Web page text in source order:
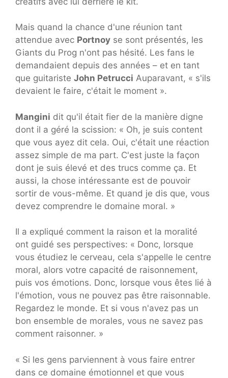
Mais quand la chance d'une réunion tant
attendue avec Portnoy se sont présentés, les
Giants du Prog n'ont pas hésité. Les fans le
demandaient depuis des années – et en tant
que guitariste John Petrucci Auparavant, « s'ils
devaient le faire, c'était le moment ».
Mangini dit qu'il était fier de la manière digne
dont il a géré la scission: « Oh, je suis content
que vous ayez dit cela. Oui, c'était une réaction
assez simple de ma part. C'est juste la façon
dont je suis élevé et des trucs comme ça. Et
aussi, la chose intéressante est de pouvoir
sortir de vous-même. Et quand je dis que, vous
devez comprendre le domaine moral. »
Il a expliqué comment la raison et la moralité
ont guidé ses perspectives: « Donc, lorsque
vous étudiez le cerveau, cela s'appelle le centre
moral, alors votre capacité de raisonnement,
puis vos émotions. Donc, lorsque vous êtes lié à
l'émotion, vous ne pouvez pas être raisonnable.
Regardez le monde. Et si vous n'avez pas un
bon ensemble de morales, vous ne savez pas
comment raisonner. »
« Si les gens parviennent à vous faire entrer
dans ce domaine émotionnel et que vous